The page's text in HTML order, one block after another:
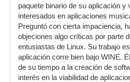
paquete binario de su aplicación y
interesados en aplicaciones
Preguntó con cierta impaciencia,
objeciones algo críticas por parte
entusiastas de Linux. Su trabajo
aplicación corre bien bajo WINE.
de su tiempo a la creación de
interés en la viabilidad de